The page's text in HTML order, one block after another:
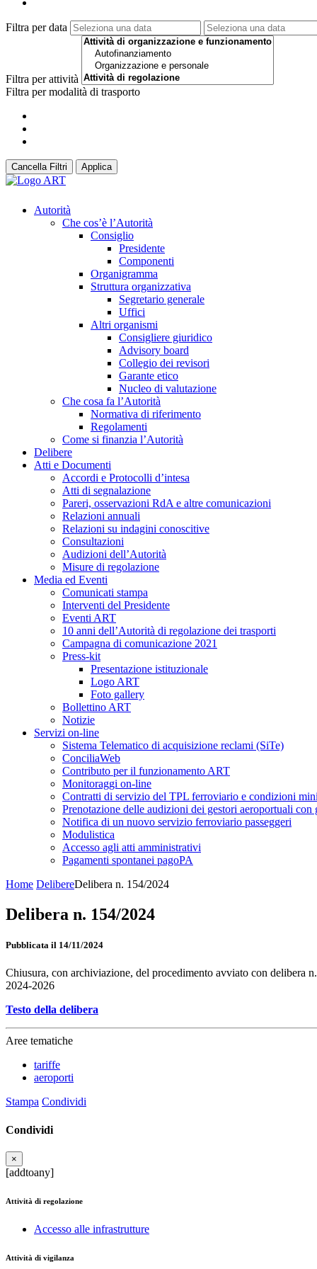
Filtra per data
Filtra per attività
Filtra per modalità di trasporto
Cancella Filtri Applica
Autorità
Che cos’è l’Autorità
Consiglio
Presidente
Componenti
Organigramma
Struttura organizzativa
Segretario generale
Uffici
Altri organismi
Consigliere giuridico
Advisory board
Collegio dei revisori
Garante etico
Nucleo di valutazione
Che cosa fa l’Autorità
Normativa di riferimento
Regolamenti
Come si finanzia l’Autorità
Delibere
Atti e Documenti
Accordi e Protocolli d’intesa
Atti di segnalazione
Pareri, osservazioni RdA e altre comunicazioni
Relazioni annuali
Relazioni su indagini conoscitive
Consultazioni
Audizioni dell’Autorità
Misure di regolazione
Media ed Eventi
Comunicati stampa
Interventi del Presidente
Eventi ART
10 anni dell’Autorità di regolazione dei trasporti
Campagna di comunicazione 2021
Press-kit
Presentazione istituzionale
Logo ART
Foto gallery
Bollettino ART
Notizie
Servizi on-line
Sistema Telematico di acquisizione reclami (SiTe)
ConciliaWeb
Contributo per il funzionamento ART
Monitoraggi on-line
Contratti di servizio del TPL ferroviario e condizioni
Prenotazione delle audizioni dei gestori aeroportuali con
Notifica di un nuovo servizio ferroviario passeggeri
Modulistica
Accesso agli atti amministrativi
Pagamenti spontanei pagoPA
Home DelibereDelibera n. 154/2024
Delibera n. 154/2024
Pubblicata il 14/11/2024
Chiusura, con archiviazione, del procedimento avviato con delibera
2024-2026
Testo della delibera
Aree tematiche
tariffe
aeroporti
Stampa Condividi
Condividi
×
[addtoany]
Attività di regolazione
Accesso alle infrastrutture
Attività di vigilanza